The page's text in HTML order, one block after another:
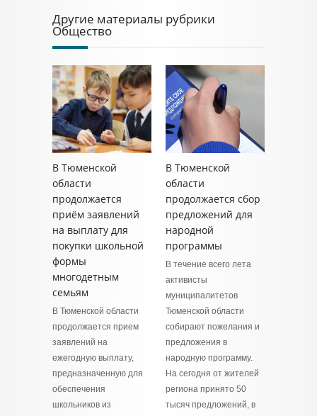
Другие материалы рубрики
Общество
В Тюменской
области
продолжается
приём заявлений
на выплату для
покупки школьной
формы
многодетным
семьям
В Тюменской области
продолжается прием
заявлений на
ежегодную выплату,
предназначенную для
обеспечения
школьников из
В Тюменской
области
продолжается сбор
предложений для
народной
программы
В течение всего лета
активисты
муниципалитетов
Тюменской области
собирают пожелания и
предложения в
народную программу.
На сегодня от жителей
региона принято 50
тысяч предложений, в